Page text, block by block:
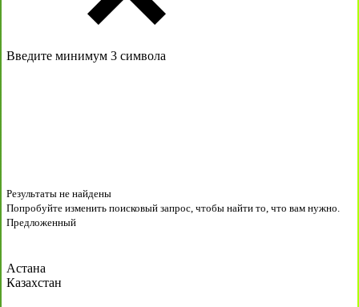
Введите минимум 3 символа
Результаты не найдены
Попробуйте изменить поисковый запрос, чтобы найти то, что вам нужно.
Предложенный
Астана
Казахстан